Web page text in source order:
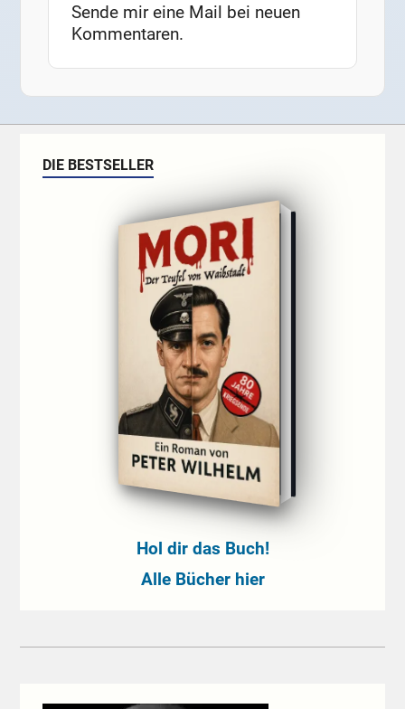
Sende mir eine Mail bei neuen
Kommentaren.
DIE BESTSELLER
Hol dir das Buch!
Alle Bücher hier